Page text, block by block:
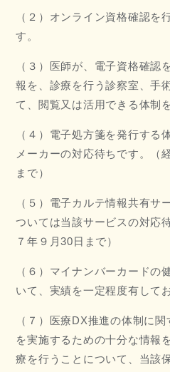
（２）オンライン資格確認を
す。
（３）医師が、電子資格確認
報を、診療を行う診察室、手
て、閲覧又は活用できる体制
（４）電子処方箋を発行する
メーカーの対応待ちです。（
まで）
（５）電子カルテ情報共有サ
ついては当該サービスの対応
７年９月30日まで）
（６）マイナンバーカードの
いて、実績を一定程度有して
（７）医療DX推進の体制に
を実施するための十分な情報
療を行うことについて、当該